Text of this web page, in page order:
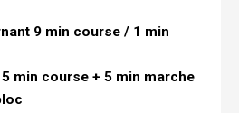
9 min course / 1 min
min course + 5 min marche